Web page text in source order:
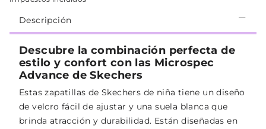
Descripción
Descubre la combinación perfecta de
estilo y confort con las Microspec
Advance de Skechers
Estas zapatillas de Skechers de niña tiene un diseño
de velcro fácil de ajustar y una suela blanca que
brinda atracción y durabilidad. Están diseñadas en